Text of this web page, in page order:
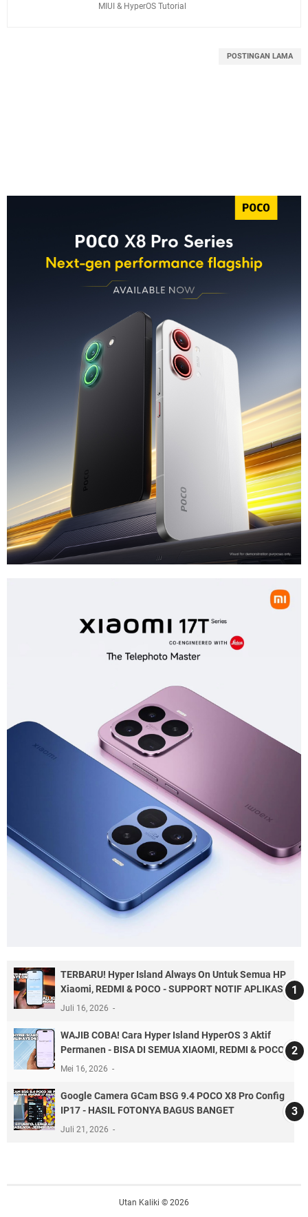
MIUI & HyperOS Tutorial
POSTINGAN LAMA
TERBARU! Hyper Island Always On Untuk Semua HP
Xiaomi, REDMI & POCO - SUPPORT NOTIF APLIKASI
Juli 16, 2026
WAJIB COBA! Cara Hyper Island HyperOS 3 Aktif
Permanen - BISA DI SEMUA XIAOMI, REDMI & POCO
Mei 16, 2026
Google Camera GCam BSG 9.4 POCO X8 Pro Config
IP17 - HASIL FOTONYA BAGUS BANGET
Juli 21, 2026
Utan Kaliki © 2026